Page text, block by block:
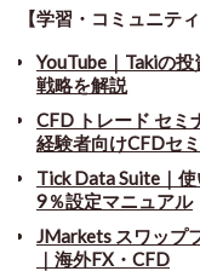
【学習・コミュニテ
YouTube｜Takiの
戦略を解説
CFD トレード セミ
経験者向けCFDセ
Tick Data Suite ｜
9％設定マニュアル
JMarkets スワップ
｜海外FX・CFD